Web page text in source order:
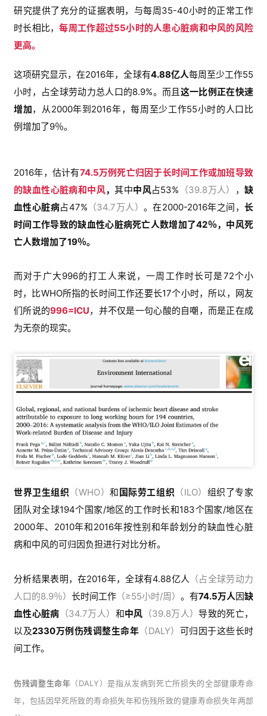
研究提供了充分的证据表明，与每周35-40小时的正常工作
时长相比，每周工作超过55小时的人患心脏病和中风的风险
更高。
这项研究显示，在2016年，全球有4.88亿人每周至少工作55
小时，占全球劳动力总人口的8.9%。而且 这一比例正在快速
增加， 从2000年到2016年，每周至少工作55小时的人口比
例增加了9％。
2016年，估计有74.5万例死亡归因于长时间工作或加班导致
的缺血性心脏病和中风，其中中风占53% （39.8万人） ，缺
血性心脏病占47% （34.7万人）。在2000-2016年之间，长
时间工作导致的缺血性心脏病死亡人数增加了42％，中风死
亡人数增加了19％。
而对于广大996的打工人来说，一周工作时长可是72个小
时，比WHO所指的长时间工作还要长17个小时，所以，网友
们所说的996=ICU，并不仅是一句心酸的自嘲，而是正在成
为无奈的现实。
世界卫生组织 （WHO）和 国际劳工组织 （ILO） 组织了专家
团队对全球194个国家/地区的工作时长和183个国家/地区在
2000年、2010年和2016年按性别和年龄划分的缺血性心脏
病和中风的可归因负担进行对比分析。
分析结果表明，在2016年，全球有4.88亿人 （占全球劳动力
人口的8.9％） 长时间工作 （≥55小时/周） 。有74.5万人因缺
血性心脏病 （34.7万人） 和中风 （39.8万人） 导致的死亡，
以及2330万例 伤残调整生命年 （DALY） 可归因于这些长时
间工作。
伤残调整生命年 （DALY）是指从发病到死亡所损失的全部健康寿命
年，包括因早死所致的寿命损失年和伤残所致的健康寿命损失年两部